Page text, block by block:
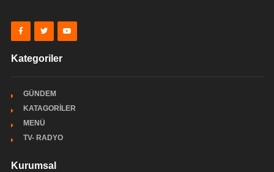
Kategoriler
GÜNDEM
KATAGORİLER
MENÜ
TV- RADYO
Kurumsal